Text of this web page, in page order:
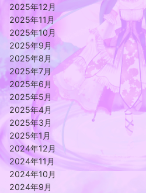
2025年12月
2025年11月
2025年10月
2025年9月
2025年8月
2025年7月
2025年6月
2025年5月
2025年4月
2025年3月
2025年1月
2024年12月
2024年11月
2024年10月
2024年9月